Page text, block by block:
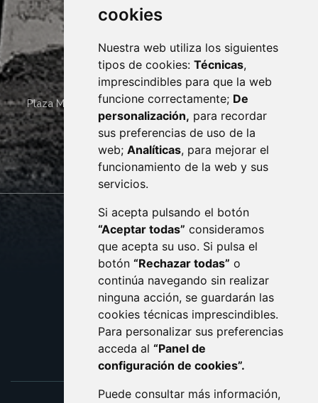
cookies
Nuestra web utiliza los siguientes
tipos de cookies: Técnicas,
imprescindibles para que la web
funcione correctamente; De
personalización, para recordar
sus preferencias de uso de la
web; Analíticas, para mejorar el
funcionamiento de la web y sus
servicios.
Si acepta pulsando el botón
“Aceptar todas” consideramos
que acepta su uso. Si pulsa el
botón “Rechazar todas” o
continúa navegando sin realizar
ninguna acción, se guardarán las
cookies técnicas imprescindibles.
Para personalizar sus preferencias
acceda al “Panel de
configuración de cookies”.
Puede consultar más información,
Plaza Mayor 4 22400 MONZÓN - ARAGÓN (ESPAÑA)
· (34) 974 400 700 ·
sac@monzon.es
monzon.es
CONTACTO
AVISO LEGAL
PROTECCIÓN DE DATOS
POLÍTICA DE COOKIES
ACCESIBILIDAD
ENLACE EXTERNO AL